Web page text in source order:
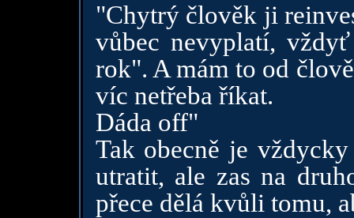
"Chytrý člověk ji
vůbec nevyplatí,
rok". A mám to od
víc netřeba říkat.
Dáda off"
Tak obecně je
utratit, ale zas na
přece dělá kvůli tomu,